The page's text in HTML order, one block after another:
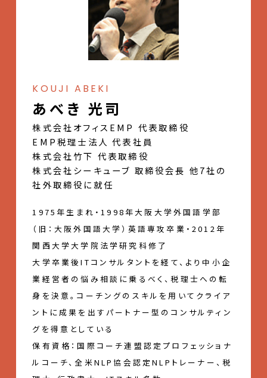
KOUJI ABEKI
あべき 光司
株式会社オフィスEMP 代表取締役
EMP税理士法人 代表社員
株式会社竹下 代表取締役
株式会社シーキューブ 取締役会長 他7社の
社外取締役に就任
1975年生まれ・1998年大阪大学外国語学部
（旧：大阪外国語大学）英語専攻卒業・2012年
関西大学大学院法学研究科修了
大学卒業後ITコンサルタントを経て、より中小企
業経営者の悩み相談に乗るべく、税理士への転
身を決意。コーチングのスキルを用いてクライア
ントに成果を出すパートナー型のコンサルティン
グを得意としている
保有資格：国際コーチ連盟認定プロフェッショナ
ルコーチ、全米NLP協会認定NLPトレーナー、税